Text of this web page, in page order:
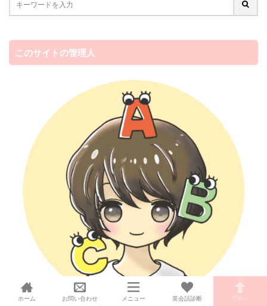
このサイトの管理人
ホーム お問い合わせ メニュー 英会話診断 TOPへ